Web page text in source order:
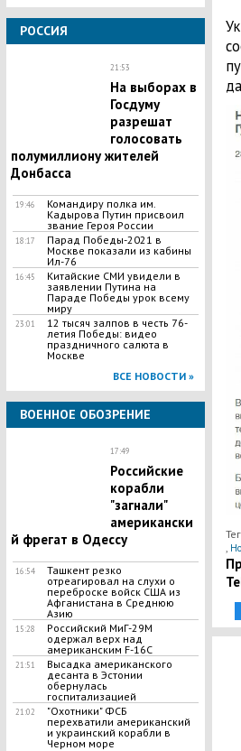
РОССИЯ
21:53
На выборах в
Госдуму
разрешат
голосовать
полумиллиону жителей
Донбасса
19:46
Командиру полка им.
Кадырова Путин присвоил
звание Героя России
18:17
Парад Победы-2021 в
Москве показали из кабины
Ил-76
16:45
Китайские СМИ увидели в
заявлении Путина на
Параде Победы урок всему
миру
23:01
12 тысяч залпов в честь 76-
летия Победы: видео
праздничного салюта в
Москве
ВСЕ НОВОСТИ »
ВОЕННОЕ ОБОЗРЕНИЕ
17:49
Российские
корабли
"загнали"
американски
й фрегат в Одессу
16:54
Ташкент резко
отреагировал на слухи о
переброске войск США из
Афганистана в Среднюю
Азию
15:28
Российский МиГ-29М
одержал верх над
американским F-16C
21:51
Высадка американского
десанта в Эстонии
обернулась
госпитализацией
21:02
"Охотники" ФСБ
перехватили американский
и украинский корабли в
Черном море
,